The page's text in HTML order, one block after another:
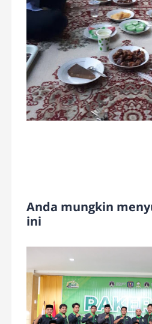
Anda mungkin
ini